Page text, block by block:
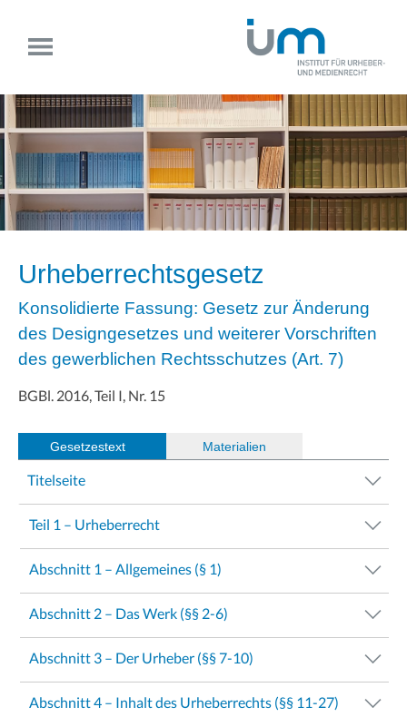
Urheberrechtsgesetz
Konsolidierte Fassung: Gesetz zur Änderung
des Designgesetzes und weiterer Vorschriften
des gewerblichen Rechtsschutzes (Art. 7)
BGBl. 2016, Teil I, Nr. 15
Gesetzestext Materialien
Titelseite
Teil 1 – Urheberrecht
Abschnitt 1 – Allgemeines (§ 1)
Abschnitt 2 – Das Werk (§§ 2-6)
Abschnitt 3 – Der Urheber (§§ 7-10)
Abschnitt 4 – Inhalt des Urheberrechts (§§ 11-27)